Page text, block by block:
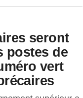
seront
postes de
vert